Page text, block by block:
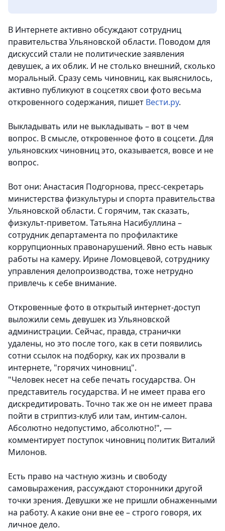
В Интернете активно обсуждают сотрудниц
правительства Ульяновской области. Поводом для
дискуссий стали не политические заявления
девушек, а их облик. И не столько внешний, сколько
моральный. Сразу семь чиновниц, как выяснилось,
активно публикуют в соцсетях свои фото весьма
откровенного содержания, пишет Вести.ру.
Выкладывать или не выкладывать – вот в чем
вопрос. В смысле, откровенное фото в соцсети. Для
ульяновских чиновниц это, оказывается, вовсе и не
вопрос.
Вот они: Анастасия Подгорнова, пресс-секретарь
министерства физкультуры и спорта правительства
Ульяновской области. С горячим, так сказать,
физкульт-приветом. Татьяна Насибуллина –
сотрудник департамента по профилактике
коррупционных правонарушений. Явно есть навык
работы на камеру. Ирине Ломовцевой, сотруднику
управления делопроизводства, тоже нетрудно
привлечь к себе внимание.
Откровенные фото в открытый интернет-доступ
выложили семь девушек из Ульяновской
администрации. Сейчас, правда, странички
удалены, но это после того, как в сети появились
сотни ссылок на подборку, как их прозвали в
интернете, "горячих чиновниц".
"Человек несет на себе печать государства. Он
представитель государства. И не имеет права его
дискредитировать. Точно так же он не имеет права
пойти в стриптиз-клуб или там, интим-салон.
Абсолютно недопустимо, абсолютно!", —
комментирует поступок чиновниц политик Виталий
Милонов.
Есть право на частную жизнь и свободу
самовыражения, рассуждают сторонники другой
точки зрения. Девушки же не пришли обнаженными
на работу. А какие они вне ее – строго говоря, их
личное дело.